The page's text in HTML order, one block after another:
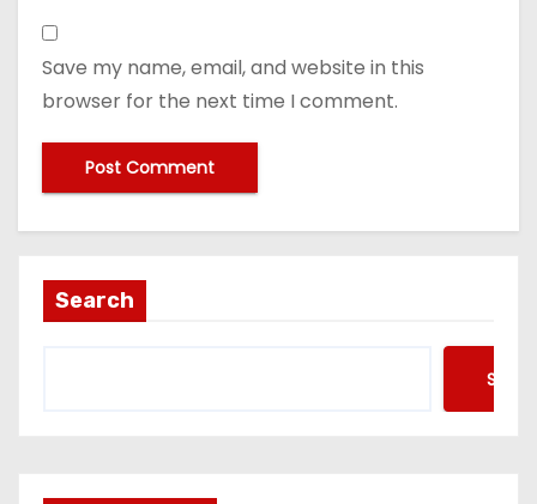
Save my name, email, and website in this
browser for the next time I comment.
Search